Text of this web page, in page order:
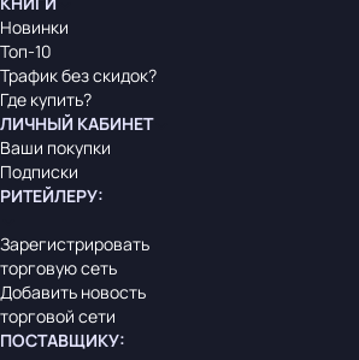
Новинки
Топ-10
Трафик без скидок?
Где купить?
ЛИЧНЫЙ КАБИНЕТ
Ваши покупки
Подписки
РИТЕЙЛЕРУ:
Зарегистрировать
торговую сеть
Добавить новость
торговой сети
ПОСТАВЩИКУ: